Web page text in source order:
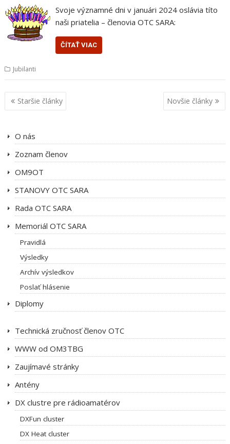
Svoje významné dni v januári 2024 oslávia títo
naši priatelia – členovia OTC SARA:
ČÍTAŤ VIAC
Jubilanti
Navigácia
v
Staršie články Novšie články
O nás
Zoznam členov
OM9OT
STANOVY OTC SARA
Rada OTC SARA
Memoriál OTC SARA
Pravidlá
Výsledky
Archív výsledkov
Poslať hlásenie
Diplomy
Technická zručnosť členov OTC
WWW od OM3TBG
Zaujímavé stránky
Antény
DX clustre pre rádioamatérov
DXFun cluster
DX Heat cluster